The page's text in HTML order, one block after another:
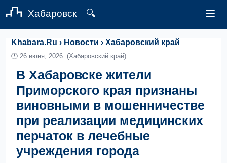
Хабаровск 🔍 ≡
Khabara.Ru › Новости ›Хабаровский край
🕛26 июня, 2026. (Хабаровский край)
В Хабаровске жители
Приморского края признаны
виновными в мошенничестве
при реализации медицинских
перчаток в лечебные
учреждения города